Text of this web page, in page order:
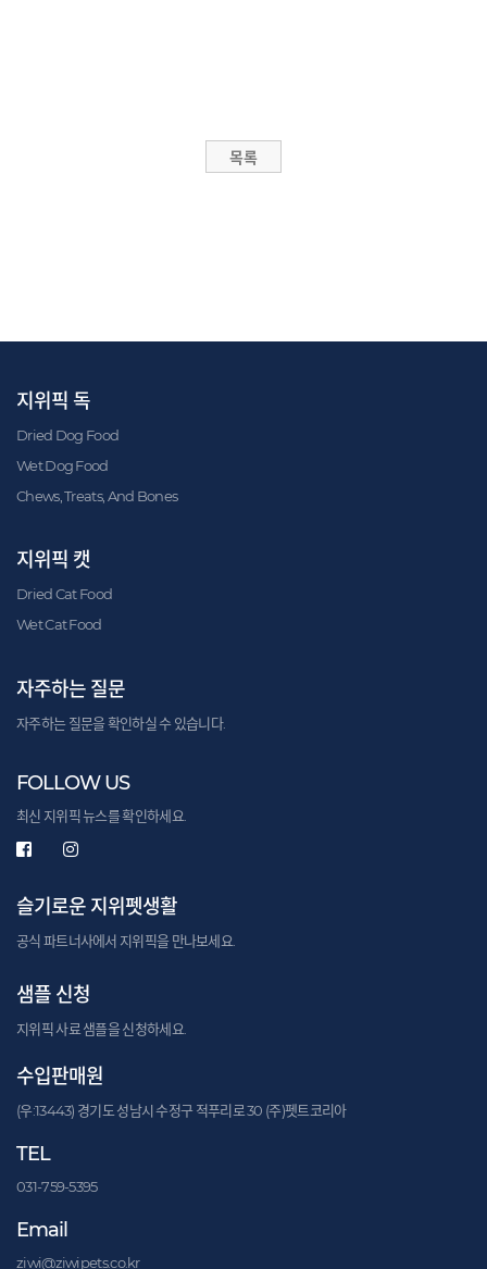
지위픽 독
Dried Dog Food
Wet Dog Food
Chews, Treats, And Bones
지위픽 캣
Dried Cat Food
Wet Cat Food
자주하는 질문
자주하는 질문을 확인하실 수 있습니다.
FOLLOW US
최신 지위픽 뉴스를 확인하세요.
슬기로운 지위펫생활
공식 파트너사에서 지위픽을 만나보세요.
샘플 신청
지위픽 사료 샘플을 신청하세요.
수입판매원
(우:13443) 경기도 성남시 수정구 적푸리로 30 (주)펫트코리아
TEL
031-759-5395
Email
ziwi@ziwipets.co.kr